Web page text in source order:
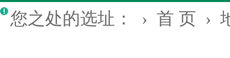
您之处的选址： › 首 页 ›